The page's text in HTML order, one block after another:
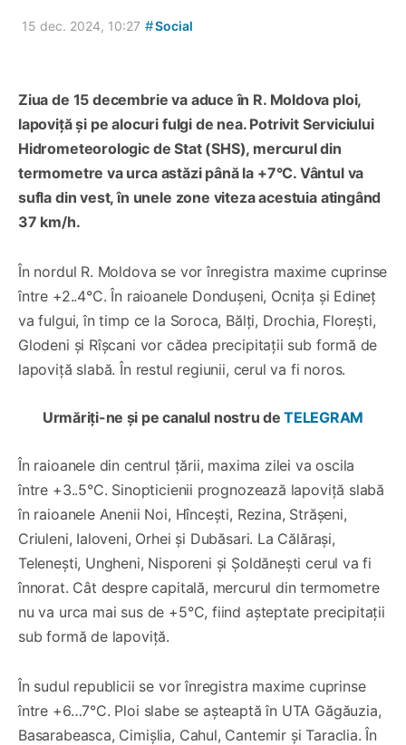
15 dec. 2024, 10:27 #Social
Ziua de 15 decembrie va aduce în R. Moldova ploi,
lapoviță și pe alocuri fulgi de nea. Potrivit Serviciului
Hidrometeorologic de Stat (SHS), mercurul din
termometre va urca astăzi până la +7°C. Vântul va
sufla din vest, în unele zone viteza acestuia atingând
37 km/h.
În nordul R. Moldova se vor înregistra maxime cuprinse
între +2..4°C. În raioanele Dondușeni, Ocnița și Edineț
va fulgui, în timp ce la Soroca, Bălți, Drochia, Florești,
Glodeni și Rîșcani vor cădea precipitații sub formă de
lapoviță slabă. În restul regiunii, cerul va fi noros.
Urmăriți-ne și pe canalul nostru de TELEGRAM
În raioanele din centrul țării, maxima zilei va oscila
între +3..5°C. Sinopticienii prognozează lapoviță slabă
în raioanele Anenii Noi, Hîncești, Rezina, Strășeni,
Criuleni, Ialoveni, Orhei și Dubăsari. La Călărași,
Telenești, Ungheni, Nisporeni și Șoldănești cerul va fi
înnorat. Cât despre capitală, mercurul din termometre
nu va urca mai sus de +5°C, fiind așteptate precipitații
sub formă de lapoviță.
În sudul republicii se vor înregistra maxime cuprinse
între +6…7°C. Ploi slabe se așteaptă în UTA Găgăuzia,
Basarabeasca, Cimișlia, Cahul, Cantemir și Taraclia. În